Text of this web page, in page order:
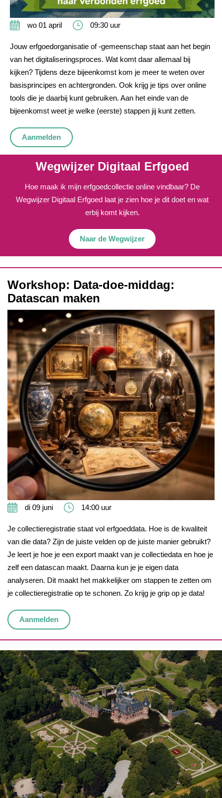
wo 01 april 09:30 uur
Jouw erfgoedorganisatie of -gemeenschap staat aan het begin
van het digitaliseringsproces. Wat komt daar allemaal bij
kijken? Tijdens deze bijeenkomst kom je meer te weten over
basisprincipes en achtergronden. Ook krijg je tips over online
tools die je daarbij kunt gebruiken. Aan het einde van de
bijeenkomst weet je welke (eerste) stappen jij kunt zetten.
Aanmelden
Wegwijzer Digitaal Erfgoed
Hoe maak ik mijn erfgoedcollectie online vindbaar? De
Wegwijzer Digitaal Erfgoed laat je zien hoe je dit doet en wat
erbij komt kijken.
Naar de Wegwijzer
Workshop: Data-doe-middag:
Datascan maken
di 09 juni 14:00 uur
Je collectieregistratie staat vol erfgoeddata. Hoe is de kwaliteit
van die data? Zijn de juiste velden op de juiste manier gebruikt?
Je leert je hoe je een export maakt van je collectiedata en hoe je
zelf een datascan maakt. Daarna kun je je eigen data
analyseren. Dit maakt het makkelijker om stappen te zetten om
je collectieregistratie op te schonen. Zo krijg je grip op je data!
Aanmelden